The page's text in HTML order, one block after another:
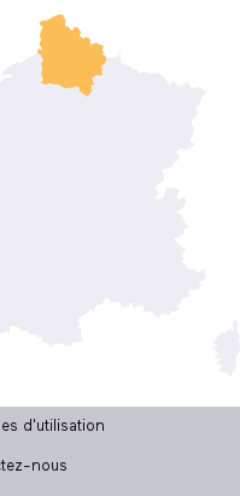
d'utilisation
nous